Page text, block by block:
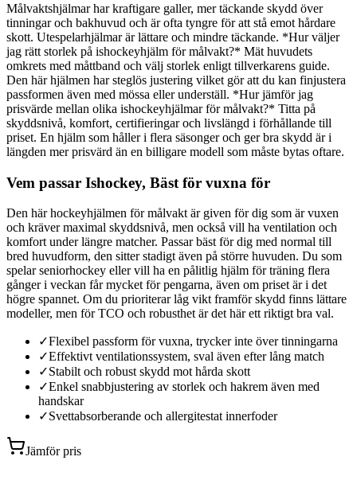
Målvaktshjälmar har kraftigare galler, mer täckande skydd över
tinningar och bakhuvud och är ofta tyngre för att stå emot hårdare
skott. Utespelarhjälmar är lättare och mindre täckande. *Hur väljer
jag rätt storlek på ishockeyhjälm för målvakt?* Mät huvudets
omkrets med måttband och välj storlek enligt tillverkarens guide.
Den här hjälmen har steglös justering vilket gör att du kan finjustera
passformen även med mössa eller underställ. *Hur jämför jag
prisvärde mellan olika ishockeyhjälmar för målvakt?* Titta på
skyddsnivå, komfort, certifieringar och livslängd i förhållande till
priset. En hjälm som håller i flera säsonger och ger bra skydd är i
längden mer prisvärd än en billigare modell som måste bytas oftare.
Vem passar Ishockey, Bäst för vuxna för
Den här hockeyhjälmen för målvakt är given för dig som är vuxen
och kräver maximal skyddsnivå, men också vill ha ventilation och
komfort under längre matcher. Passar bäst för dig med normal till
bred huvudform, den sitter stadigt även på större huvuden. Du som
spelar seniorhockey eller vill ha en pålitlig hjälm för träning flera
gånger i veckan får mycket för pengarna, även om priset är i det
högre spannet. Om du prioriterar låg vikt framför skydd finns lättare
modeller, men för TCO och robusthet är det här ett riktigt bra val.
✓Flexibel passform för vuxna, trycker inte över tinningarna
✓Effektivt ventilationssystem, sval även efter lång match
✓Stabilt och robust skydd mot hårda skott
✓Enkel snabbjustering av storlek och hakrem även med
handskar
✓Svettabsorberande och allergitestat innerfoder
Jämför pris